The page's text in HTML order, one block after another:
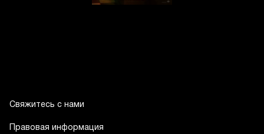
Свяжитесь с нами
Правовая информация